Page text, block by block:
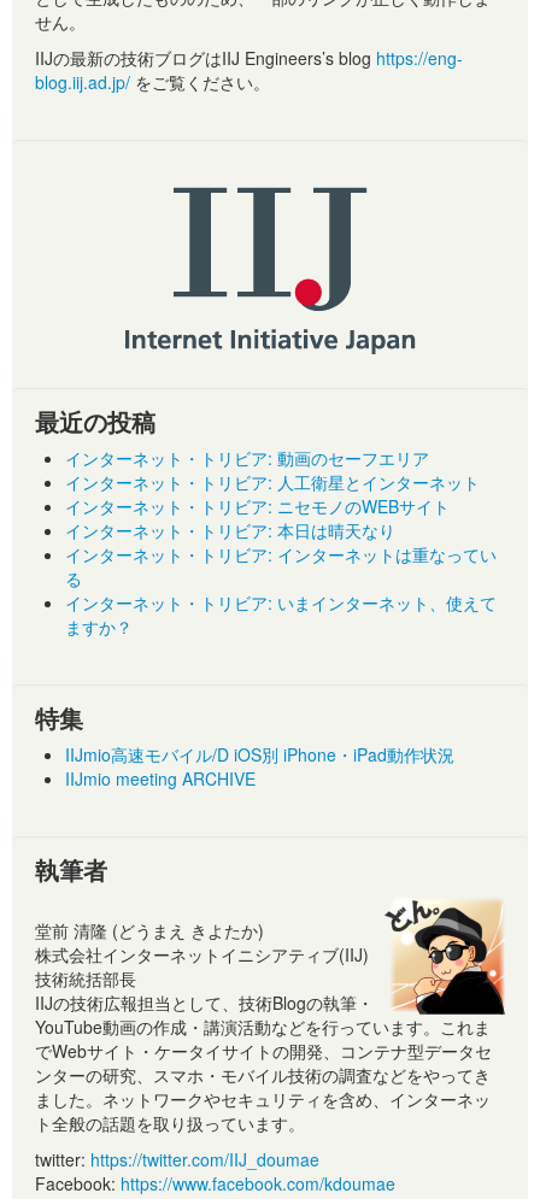
せん。
IIJの最新の技術ブログはIIJ Engineers’s blog https://eng-
blog.iij.ad.jp/ をご覧ください。
最近の投稿
インターネット・トリビア: 動画のセーフエリア
インターネット・トリビア: 人工衛星とインターネット
インターネット・トリビア: ニセモノのWEBサイト
インターネット・トリビア: 本日は晴天なり
インターネット・トリビア: インターネットは重なってい
る
インターネット・トリビア: いまインターネット、使えて
ますか？
特集
IIJmio高速モバイル/D iOS別 iPhone・iPad動作状況
IIJmio meeting ARCHIVE
執筆者
堂前 清隆 (どうまえ きよたか)
株式会社インターネットイニシアティブ(IIJ)
技術統括部長
IIJの技術広報担当として、技術Blogの執筆・
YouTube動画の作成・講演活動などを行っています。これま
でWebサイト・ケータイサイトの開発、コンテナ型データセ
ンターの研究、スマホ・モバイル技術の調査などをやってき
ました。ネットワークやセキュリティを含め、インターネッ
ト全般の話題を取り扱っています。
twitter: https://twitter.com/IIJ_doumae
Facebook: https://www.facebook.com/kdoumae